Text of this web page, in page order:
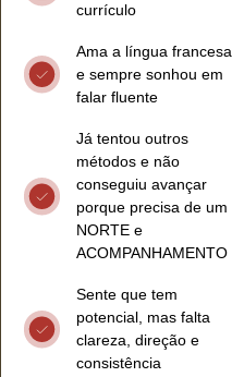
currículo
Ama a língua francesa
e sempre sonhou em
falar fluente
Já tentou outros
métodos e não
conseguiu avançar
porque precisa de um
NORTE e
ACOMPANHAMENTO
Sente que tem
potencial, mas falta
clareza, direção e
consistência